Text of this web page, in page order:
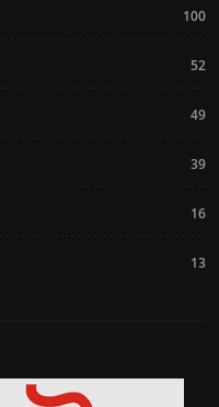
100
52
49
39
16
13